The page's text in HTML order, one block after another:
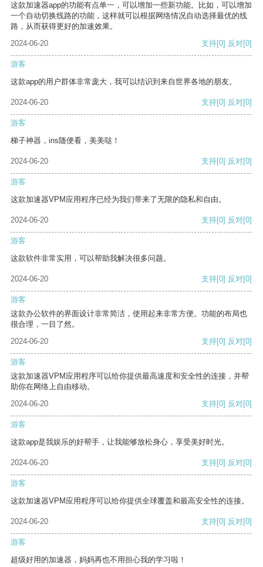
这款加速器app的功能有点单一，可以增加一些新功能。比如，可以增加
一个自动切换线路的功能，这样就可以根据网络情况自动选择最优的线
路，从而获得更好的加速效果。
2024-06-20
支持[0] 反对[0]
游客
这款app的用户群体非常庞大，我可以结识到来自世界各地的朋友。
2024-06-20 支持[0] 反对[0]
游客
梯子神器，ins随便看，美美哒！
2024-06-20 支持[0] 反对[0]
游客
这款加速器VPM应用程序已经为我们带来了无限的隐私和自由。
2024-06-20 支持[0] 反对[0]
游客
这款软件非常实用，可以帮助我解决很多问题。
2024-06-20 支持[0] 反对[0]
游客
这款办公软件的界面设计非常简洁，使用起来非常方便。功能的布局也
很合理，一目了然。
2024-06-20
支持[0] 反对[0]
游客
这款加速器VPM应用程序可以给你提供最高速度和安全性的连接，并帮
助你在网络上自由移动。
2024-06-20
支持[0] 反对[0]
游客
这款app是我娱乐的好帮手，让我能够放松身心，享受美好时光。
2024-06-20 支持[0] 反对[0]
游客
这款加速器VPM应用程序可以给你提供全球覆盖和最高安全性的连接。
2024-06-20 支持[0] 反对[0]
游客
超级好用的加速器，妈妈再也不用担心我的学习啦！